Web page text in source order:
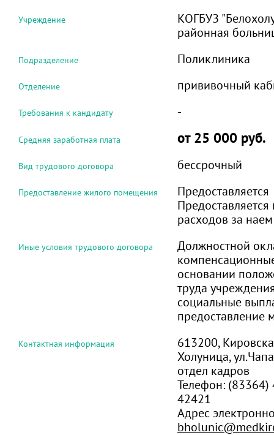
Учреждение
КОГБУЗ
районная
Подразделение Поликлиника
Отделение прививочный
Требования к кандидату -
Средняя заработная плата от 25 000 руб.
Вид трудового договора бессрочный
Предоставление жилого помещения
Предоставляется
расходов за
Иные условия трудового договора
Должностной
основании
труда
социальные
предоставление
Контактная информация
613200,
Холуница,
отдел кадров
Телефон: (83364)
42421
Адрес